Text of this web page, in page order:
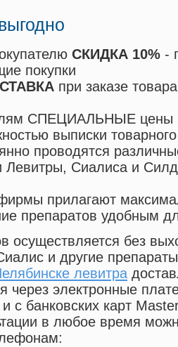
СКИДКА 10% -
покупки
при заказе
СПЕЦИАЛЬНЫЕ цены
выписки
проводятся
Левитры, Сиалиса и
прилагают
препаратов удобным
осуществляется без
и другие
левитра
через электронные
с банковских карт
в любое время